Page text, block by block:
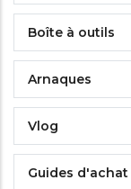
Boîte à outils
Arnaques
Vlog
Guides d'achat